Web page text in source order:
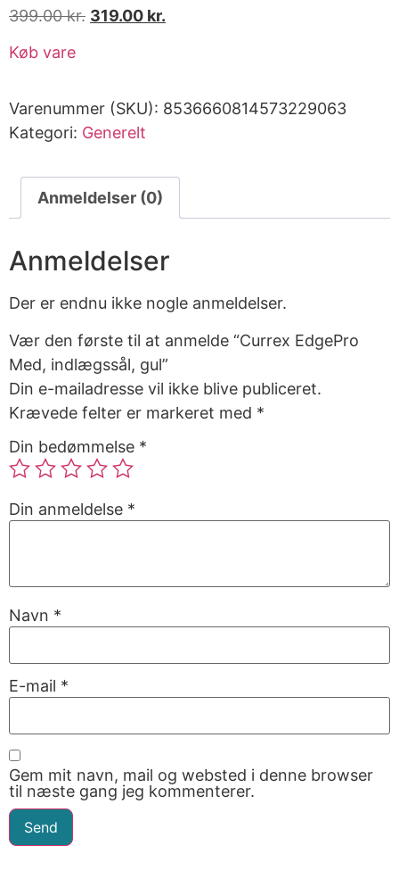
399.00kr. 319.00 kr.
Køb vare
Varenummer (SKU): 8536660814573229063
Kategori: Generelt
Anmeldelser (0)
Anmeldelser
Der er endnu ikke nogle anmeldelser.
Vær den første til at anmelde “Currex EdgePro
Med, indlægssål, gul”
Din e-mailadresse vil ikke blive publiceret.
Krævede felter er markeret med *
Din bedømmelse *
Din anmeldelse *
Navn *
E-mail *
Gem mit navn, mail og websted i denne browser
til næste gang jeg kommenterer.